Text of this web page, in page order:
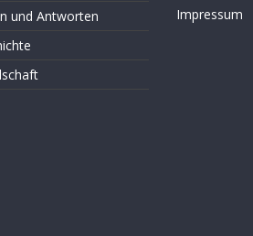
und Antworten
Impressum